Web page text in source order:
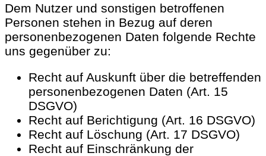
Dem Nutzer und sonstigen betroffenen
Personen stehen in Bezug auf deren
personenbezogenen Daten folgende Rechte
uns gegenüber zu:
Recht auf Auskunft über die betreffenden
personenbezogenen Daten (Art. 15
DSGVO)
Recht auf Berichtigung (Art. 16 DSGVO)
Recht auf Löschung (Art. 17 DSGVO)
Recht auf Einschränkung der